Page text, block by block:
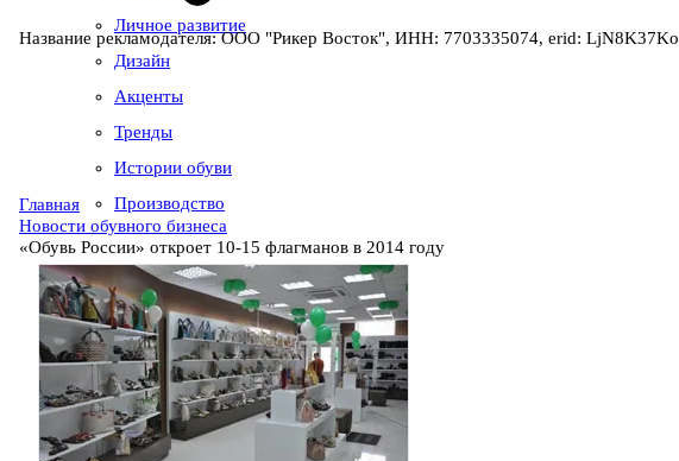
Личное развитие
Дизайн
Акценты
Тренды
Истории обуви
Производство
Название рекламодателя: ООО "Рикер Восток", ИНН: 7703335074, erid: LjN8K37Ko
Главная
Новости обувного бизнеса
«Обувь России» откроет 10-15 флагманов в 2014 году